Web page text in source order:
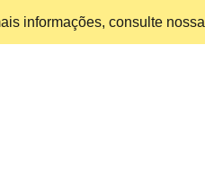
informações, consulte nossa